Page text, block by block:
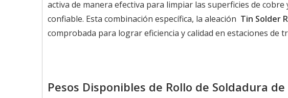
activa de manera efectiva para limpiar las superficies de
confiable. Esta combinación específica, la aleación Tin Solder
comprobada para lograr eficiencia y calidad en estaciones de
Pesos Disponibles de Rollo de Soldadura